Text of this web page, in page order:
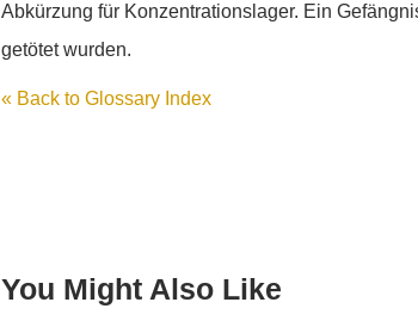
Abkürzung für Konzentrationslager. Ein
getötet wurden.
« Back to Glossary Index
You Might Also Like